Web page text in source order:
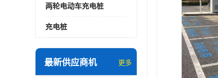
两轮电动车充电桩
充电桩
最新供应商机 更多